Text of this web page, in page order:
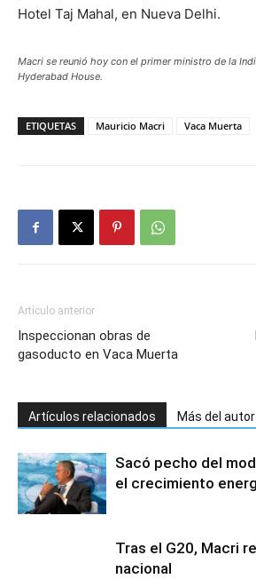
Hotel Taj Mahal, en Nueva Delhi.
Macri se reunió hoy con el primer ministro de la
Hyderabad House.
ETIQUETAS Mauricio Macri Vaca Muerta
Artículo anterior
Inspeccionan obras de
gasoducto en Vaca Muerta
Artículos relacionados Más del autor
Sacó pecho del
el crecimiento
Tras el G20, Macri
nacional